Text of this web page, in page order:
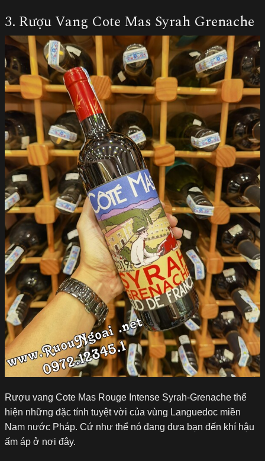
3. Rượu Vang Cote Mas Syrah Grenache
Rượu vang Cote Mas Rouge Intense Syrah-Grenache thể
hiện những đặc tính tuyệt vời của vùng Languedoc miền
Nam nước Pháp. Cứ như thể nó đang đưa bạn đến khí hậu
ấm áp ở nơi đây.